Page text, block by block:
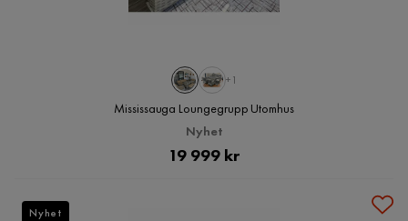
+1
Mississauga Loungegrupp Utomhus
Nyhet
Pris
19 999 kr
Nyhet